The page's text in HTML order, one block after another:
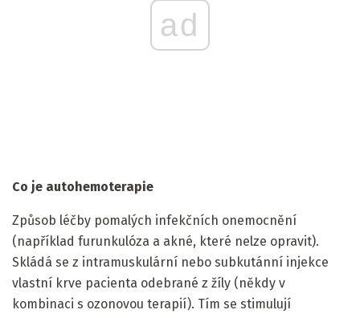
ad
Co je autohemoterapie
Způsob léčby pomalých infekčních onemocnění
(například furunkulóza a akné, které nelze opravit).
Skládá se z intramuskulární nebo subkutánní injekce
vlastní krve pacienta odebrané z žíly (někdy v
kombinaci s ozonovou terapií). Tím se stimulují